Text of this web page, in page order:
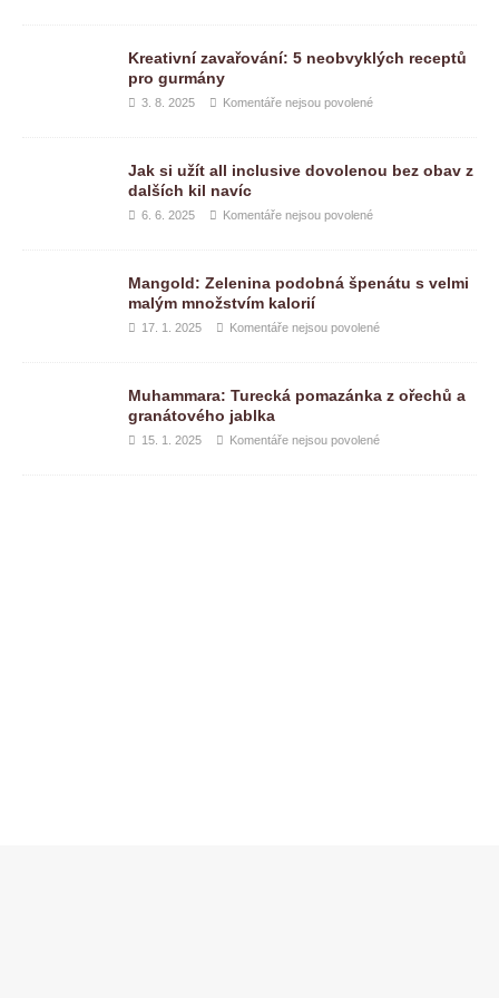
Kreativní zavařování: 5 neobvyklých receptů
pro gurmány
3. 8. 2025 Komentáře nejsou povolené
Jak si užít all inclusive dovolenou bez obav z
dalších kil navíc
6. 6. 2025 Komentáře nejsou povolené
Mangold: Zelenina podobná špenátu s velmi
malým množstvím kalorií
17. 1. 2025 Komentáře nejsou povolené
Muhammara: Turecká pomazánka z ořechů a
granátového jablka
15. 1. 2025 Komentáře nejsou povolené